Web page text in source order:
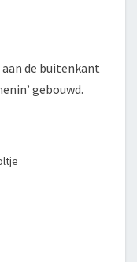
de buitenkant
gebouwd.